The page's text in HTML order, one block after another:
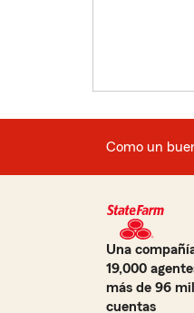
Como un
Una
19,000
más de 96
cuentas